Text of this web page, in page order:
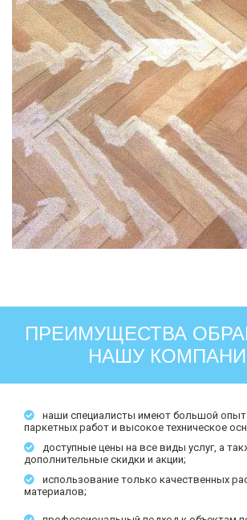
ПРЕИМУЩЕСТВА
НАШУ
наши специалисты имеют большой опыт
паркетных работ и высокое техническое
доступные цены на все виды услуг, а
дополнительные скидки и акции;
использование только качественных
материалов;